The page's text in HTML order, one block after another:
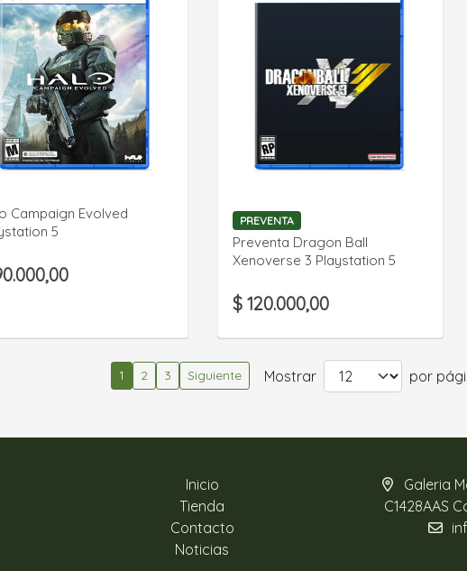
Campaign Evolved
5
VER DETALLE
PREVENTA
Preventa Dragon Ball
Xenoverse 3 Playstation 5
$ 120.000,00
VER DETALLE
1 2 3 Siguiente Mostrar por
Inicio
Tienda
Contacto
Noticias
Galeria
C1428AAS